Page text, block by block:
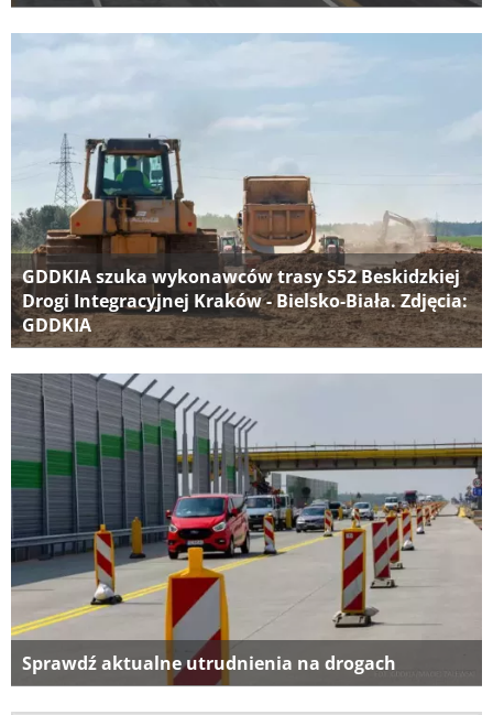
GDDKIA szuka wykonawców trasy S52 Beskidzkiej
Drogi Integracyjnej Kraków - Bielsko-Biała. Zdjęcia:
GDDKIA
Sprawdź aktualne utrudnienia na drogach